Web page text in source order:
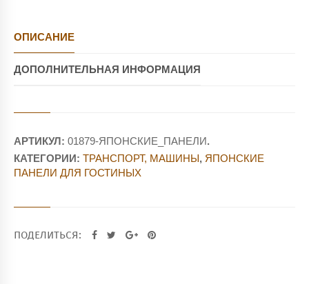
ОПИСАНИЕ
ДОПОЛНИТЕЛЬНАЯ ИНФОРМАЦИЯ
АРТИКУЛ: 01879-ЯПОНСКИЕ_ПАНЕЛИ.
КАТЕГОРИИ: ТРАНСПОРТ, МАШИНЫ, ЯПОНСКИЕ
ПАНЕЛИ ДЛЯ ГОСТИНЫХ
ПОДЕЛИТЬСЯ: